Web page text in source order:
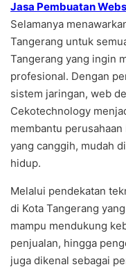
Jasa Pembuatan
Selamanya
Tangerang untuk
Tangerang yang ingin
profesional. Dengan
sistem jaringan, web
Cekotechnology
membantu
yang canggih, mudah
hidup.
Melalui pendekatan
di Kota Tangerang
mampu mendukung
penjualan, hingga
juga dikenal sebagai